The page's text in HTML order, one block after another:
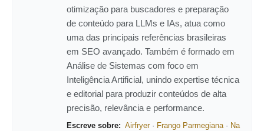
otimização para buscadores e preparação
de conteúdo para LLMs e IAs, atua como
uma das principais referências brasileiras
em SEO avançado. Também é formado em
Análise de Sistemas com foco em
Inteligência Artificial, unindo expertise técnica
e editorial para produzir conteúdos de alta
precisão, relevância e performance.
Escreve sobre: Airfryer· Frango Parmegiana· Na